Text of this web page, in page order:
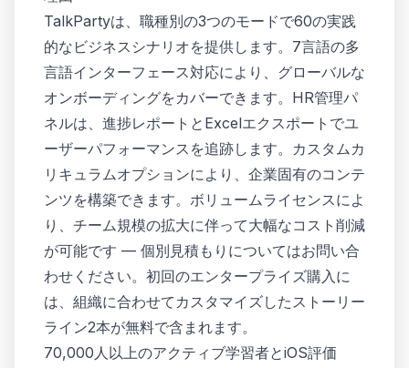
TalkPartyは、職種別の3つのモードで60の実践
的なビジネスシナリオを提供します。7言語の多
言語インターフェース対応により、グローバルな
オンボーディングをカバーできます。HR管理パ
ネルは、進捗レポートとExcelエクスポートでユ
ーザーパフォーマンスを追跡します。カスタムカ
リキュラムオプションにより、企業固有のコンテ
ンツを構築できます。ボリュームライセンスによ
り、チーム規模の拡大に伴って大幅なコスト削減
が可能です — 個別見積もりについてはお問い合
わせください。初回のエンタープライズ購入に
は、組織に合わせてカスタマイズしたストーリー
ライン2本が無料で含まれます。
70,000人以上のアクティブ学習者とiOS評価